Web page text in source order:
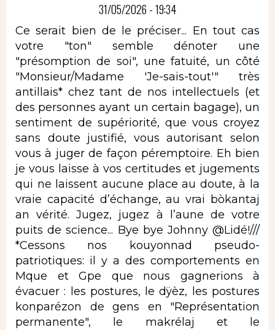
31/05/2026 - 19:34
Ce serait bien de le préciser... En tout cas
votre "ton" semble dénoter une
"présomption de soi", une fatuité, un côté
"Monsieur/Madame 'Je-sais-tout'" très
antillais* chez tant de nos intellectuels (et
des personnes ayant un certain bagage), un
sentiment de supériorité, que vous croyez
sans doute justifié, vous autorisant selon
vous à juger de façon péremptoire. Eh bien
je vous laisse à vos certitudes et jugements
qui ne laissent aucune place au doute, à la
vraie capacité d’échange, au vrai bòkantaj
an vérité. Jugez, jugez à l’aune de votre
puits de science... Bye bye Johnny @Lidé!///
*Cessons nos kouyonnad pseudo-
patriotiques: il y a des comportements en
Mque et Gpe que nous gagnerions à
évacuer : les postures, le dÿèz, les postures
konparézon de gens en "Représentation
permanente", le makrélaj et le